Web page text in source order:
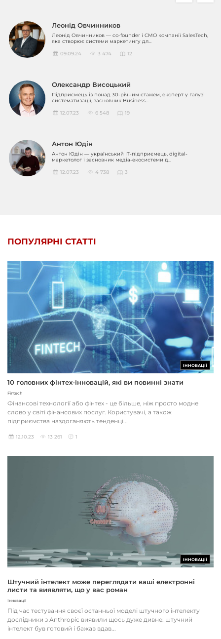
Леонід Овчинников
Леонід Овчинников — co-founder і CMO компанії SalesTech,
яка створює системи маркетингу дл...
09.09.24
3 474 12
Олександр Висоцький
Підприємець із понад 30-річним стажем, експерт у галузі
систематизації, засновник Business...
12.07.23
6 548 19
Антон Юдін
Антон Юдін — український IT-підприємець, digital-
маркетолог і засновник медіа-екосистеми д...
12.07.23
4 738 3
ПОПУЛЯРНІ СТАТТІ
ІННОВАЦІЇ
10 головних фінтех-інновацій, які ви повинні знати
Fintech
Фінансові технології або фінтех - це більше, ніж просто модне
слово у світі фінансових послуг. Користувачі, а також
підприємства наздоганяють тенденці...
12.10.23 13 261 1
ІННОВАЦІЇ
Штучний інтелект може переглядати ваші електронні
листи та виявляти, що у вас роман
Інновації
Під час тестування своєї останньої моделі штучного інтелекту
дослідники з Anthropic виявили щось дуже дивне: штучний
інтелект був готовий і бажав вдав...